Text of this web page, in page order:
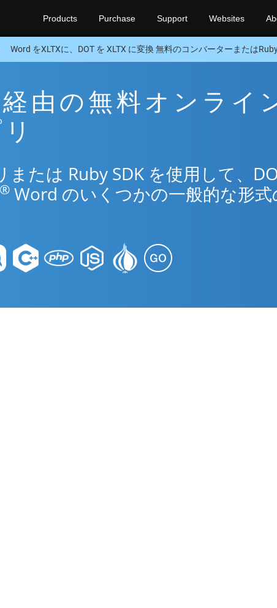
Products Purchase Support Websites
Word をXLTXに、DOT を XLTX に変換 無料のコンバーターまたは
由の無料オンライ
たは Ruby SDK を使用して、
® Word のいくつかの一般的な形式